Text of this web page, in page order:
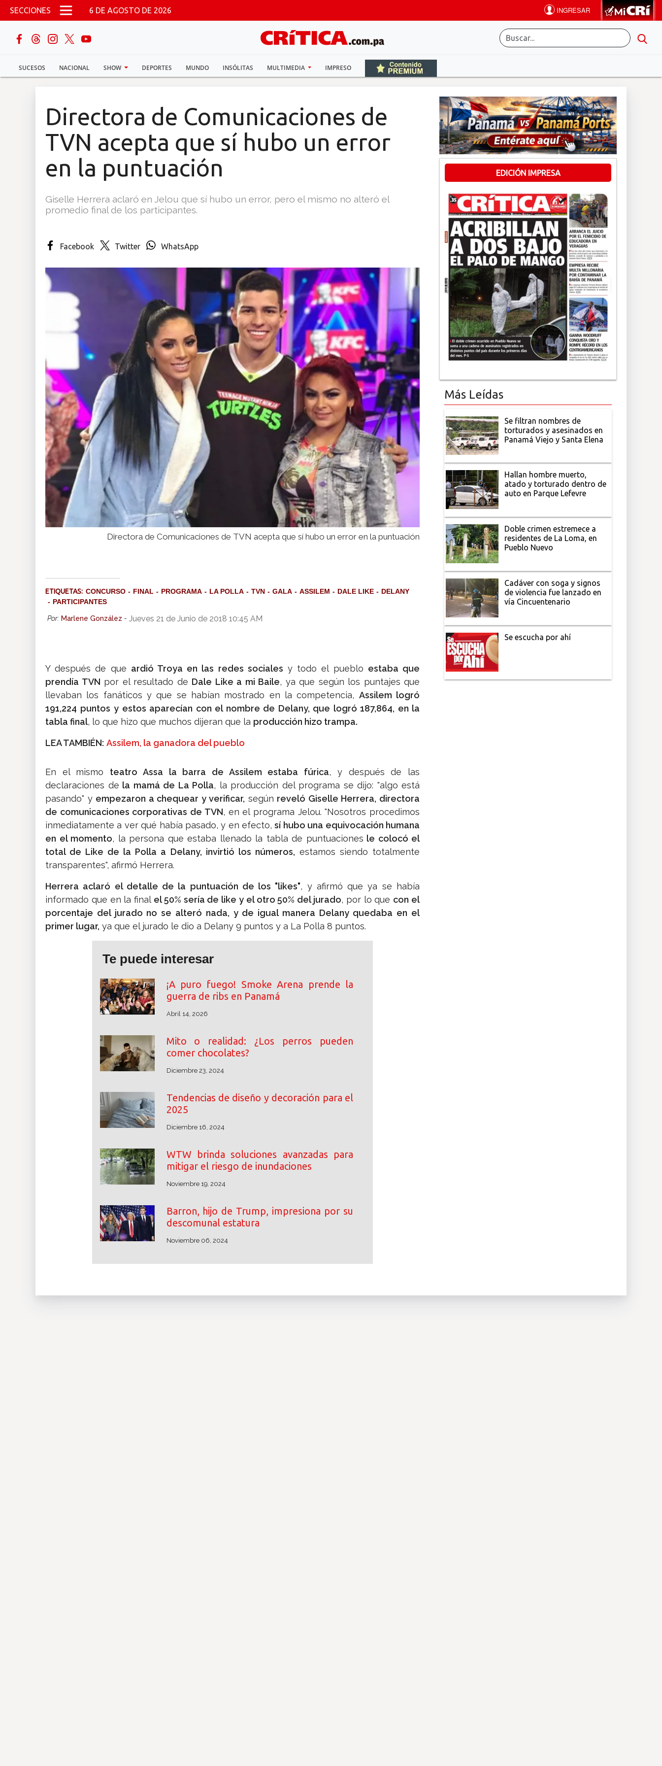
Pasar al contenido principal
SECCIONES 6 DE AGOSTO DE 2026
SUCESOS NACIONAL SHOW DEPORTES MUNDO INSÓLITAS MULTIMEDIA IMPRESO
buscar
Sucesos
Multimedia
Directora de Comunicaciones de
TVN acepta que sí hubo un error
en la puntuación
Giselle Herrera aclaró en Jelou que sí hubo un error, pero el mismo no alteró el
promedio final de los participantes.
Facebook Twitter WhatsApp
Directora de Comunicaciones de TVN acepta que sí hubo un error en la puntuación
ETIQUETAS: CONCURSO FINAL PROGRAMA LA POLLA TVN GALA ASSILEM DALE LIKE
DELANY
PARTICIPANTES
Por: Marlene González - Jueves 21 de Junio de 2018 10:45 AM
Y después de que ardió Troya en las redes sociales y todo el pueblo estaba que
prendía TVN por el resultado de Dale Like a mi Baile, ya que según los puntajes que
llevaban los fanáticos y que se habían mostrado en la competencia, Assilem logró
191,224 puntos y estos aparecían con el nombre de Delany, que logró 187,864, en la
tabla final, lo que hizo que muchos dijeran que la producción hizo trampa.
LEA TAMBIÉN: Assilem, la ganadora del pueblo
En el mismo teatro Assa la barra de Assilem estaba fúrica, y después de las
declaraciones de la mamá de La Polla, la producción del programa se dijo: "algo está
pasando" y empezaron a chequear y verificar, según reveló Giselle Herrera, directora
de comunicaciones corporativas de TVN, en el programa Jelou. "Nosotros procedimos
inmediatamente a ver qué había pasado, y en efecto,sí hubo una equivocación humana
en el momento, la persona que estaba llenado la tabla de puntuaciones le colocó el
total de Like de la Polla a Delany, invirtió los números, estamos siendo totalmente
transparentes", afirmó Herrera.
Herrera aclaró el detalle de la puntuación de los "likes", y afirmó que ya se había
informado que en la final el 50% sería de like y el otro 50% del jurado, por lo que con el
porcentaje del jurado no se alteró nada, y de igual manera Delany quedaba en el
primer lugar, ya que el jurado le dio a Delany 9 puntos y a La Polla 8 puntos.
Te puede interesar
¡A puro fuego! Smoke Arena prende la
guerra de ribs en Panamá
Abril 14, 2026
Mito o realidad: ¿Los perros pueden
comer chocolates?
Diciembre 23, 2024
Tendencias de diseño y decoración para el
2025
Diciembre 16, 2024
WTW brinda soluciones avanzadas para
mitigar el riesgo de inundaciones
Noviembre 19, 2024
Barron, hijo de Trump, impresiona por su
descomunal estatura
Noviembre 06, 2024
EDICIÓN IMPRESA
Más Leídas
Se filtran nombres de
torturados y asesinados en
Panamá Viejo y Santa Elena
Hallan hombre muerto,
atado y torturado dentro de
auto en Parque Lefevre
Doble crimen estremece a
residentes de La Loma, en
Pueblo Nuevo
Cadáver con soga y signos
de violencia fue lanzado en
vía Cincuentenario
Se escucha por ahí